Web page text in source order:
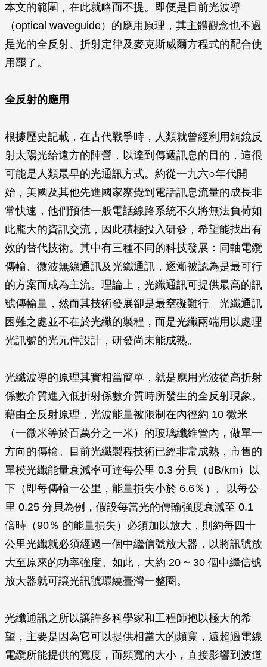
本文的範圍，在此就略而不提。即便是目前光波導
（optical waveguide）的應用原理，其主體觀念也不過
是光的全反射、折射定律及麥克斯威爾方程式的配合使
用罷了。
全反射的應用
根據歷史記載，在古代戰爭時，人類就曾經利用銅鏡反
射太陽光給遠方的陣營，以達到傳遞訊息的目的，這很
可能是人類最早的光通訊方式。約從一九六○年代開
始，美國及其他先進國家察覺到電話訊息流量的成長非
常快速，他們預估一般電話線路系統不久將無法負荷如
此龐大的資訊交流，因此積極投入研發，希望能找出有
效的替代技術。其中有三種不同的科技發展：同軸電纜
傳輸、微波無線通訊及光纖通訊，逐漸被認為是最可行
的方案而成為主流。理論上，光纖通訊可提供最高的訊
號傳輸量，然而其技術發展卻是最窒礙難行。光纖通訊
困難之處並不在於光纖的製程，而是光纖兩端用以處理
光訊號的光元件設計，研發尚未能成熟。
光纖波導的原理其實相當簡單，就是應用光波從高折射
係數介質進入低折射係數介質時所發生的全反射現象。
藉由全反射原理，光波能量被限制在內徑約 10 微米
（一微米等於百萬分之一米）的玻璃纖維管內，做單一
方向的傳輸。目前光纖製程技術已經非常成熟，市售的
單模光纖能量衰減率可達每公里 0.3 分貝（dB/km）以
下（即每傳輸一公里，能量損失小於 6.6％）。以每公
里 0.25 分貝為例，假設每當光的傳輸強度衰減至 0.1
倍時（90％ 的能量損失）必須加以放大，則約每四十
公里光纖就必須經過一個中繼信號放大器，以將訊號放
大至原來的功率強度。如此，大約 20 ~ 30 個中繼信號
放大器就可讓光訊號環繞臺灣一整圈。
光纖通訊之所以讓許多科學家和工程師抱以極大的希
望，主要是因為它可以提供相當大的頻寬，遠超過電線
電纜所能提供的寬度，而頻寬的大小，直接影響到波道